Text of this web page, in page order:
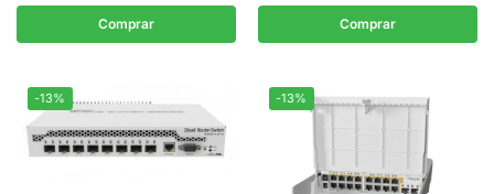
Comprar Comprar
-13% -13%